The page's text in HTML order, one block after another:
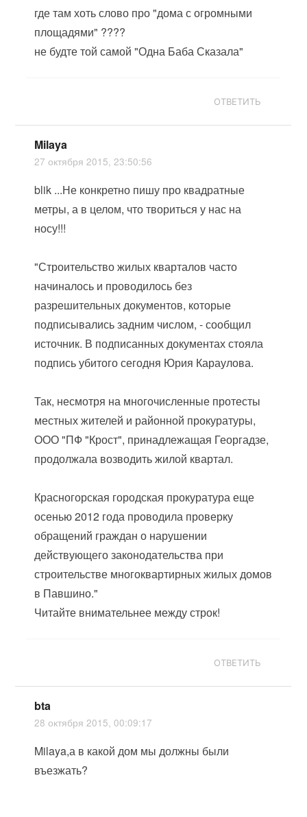
где там хоть слово про "дома с огромными
площадями" ????
не будте той самой "Одна Баба Сказала"
ОТВЕТИТЬ
Milaya
27 октября 2015, 23:50:56
blik ...Не конкретно пишу про квадратные
метры, а в целом, что твориться у нас на
носу!!!
"Строительство жилых кварталов часто
начиналось и проводилось без
разрешительных документов, которые
подписывались задним числом, - сообщил
источник. В подписанных документах стояла
подпись убитого сегодня Юрия Караулова.
Так, несмотря на многочисленные протесты
местных жителей и районной прокуратуры,
ООО "ПФ "Крост", принадлежащая Георгадзе,
продолжала возводить жилой квартал.
Красногорская городская прокуратура еще
осенью 2012 года проводила проверку
обращений граждан о нарушении
действующего законодательства при
строительстве многоквартирных жилых домов
в Павшино."
Читайте внимательнее между строк!
ОТВЕТИТЬ
bta
28 октября 2015, 00:09:17
Milaya,а в какой дом мы должны были
въезжать?